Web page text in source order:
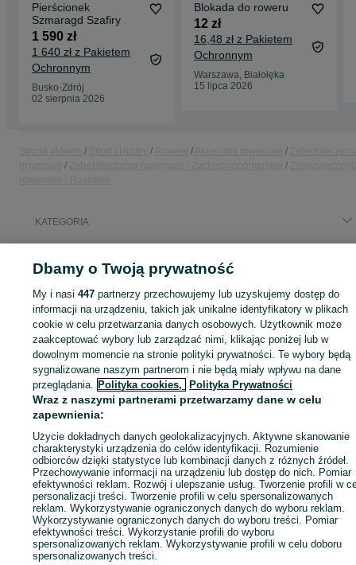
Pierścionek
Szmaragd Szafiry
1 590 zł
1 640 zł z Pakietem
Ochronnym
Busko-Zdrój
02 sierpnia 2026
Blokada do roweru
12 zł
16,48 zł z Pakietem
Ochronnym
Warszawa, Białołęka
15 lipca 2026
KATEGORIA
ID:953443287
Zaloguj się lub załóż konto na OLX, aby skontaktować się z
sprzedającym
Zaloguj się / Załóż konto
Zadzwoń / SMS Wyślij wiadomość
Dbamy o Twoją prywatność
My i nasi447 partnerzy przechowujemy lub uzyskujemy dostęp do
informacji na urządzeniu, takich jak unikalne identyfikatory w plikach
cookie w celu przetwarzania danych osobowych. Użytkownik może
zaakceptować wybory lub zarządzać nimi, klikając poniżej lub w
dowolnym momencie na stronie polityki prywatności. Te wybory będą
sygnalizowane naszym partnerom i nie będą miały wpływu na dane
przeglądania. Polityka cookies, Polityka Prywatności
Wraz z naszymi partnerami przetwarzamy dane w celu
zapewnienia:
Użycie dokładnych danych geolokalizacyjnych. Aktywne skanowanie
charakterystyki urządzenia do celów identyfikacji. Rozumienie
odbiorców dzięki statystyce lub kombinacji danych z różnych źródeł.
Przechowywanie informacji na urządzeniu lub dostęp do nich. Pomiar
efektywności reklam. Rozwój i ulepszanie usług. Tworzenie profili w
personalizacji treści. Tworzenie profili w celu spersonalizowanych
reklam. Wykorzystywanie ograniczonych danych do wyboru reklam.
Wykorzystywanie ograniczonych danych do wyboru treści. Pomiar
efektywności treści. Wykorzystanie profili do wyboru
spersonalizowanych reklam. Wykorzystywanie profili w celu doboru
spersonalizowanych treści.